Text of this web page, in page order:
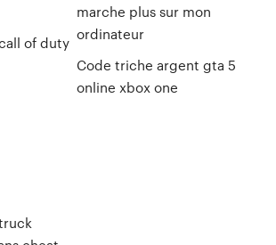
of duty
marche plus sur mon
ordinateur
Code triche argent gta 5
online xbox one